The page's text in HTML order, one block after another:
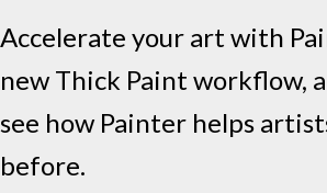
Accelerate your art with
new Thick Paint workflow,
see how Painter helps
before.